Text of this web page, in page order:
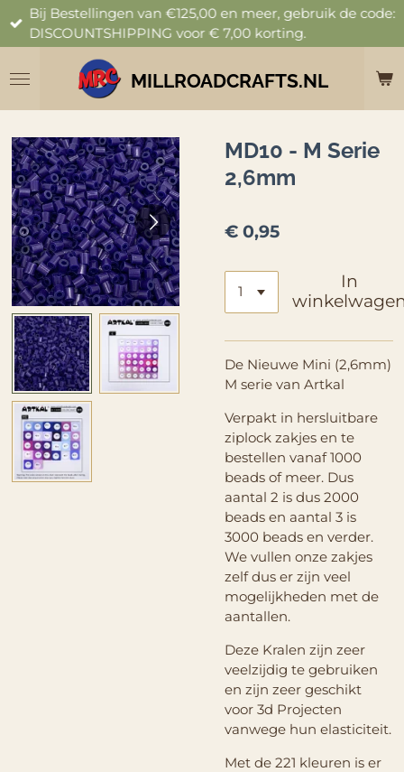
Ga
direct
de
hoofdinhoud
MILLROADCRAFTS.NL
Bij Bestellingen van €125,00 en meer, gebruik de code:
DISCOUNTSHIPPING voor € 7,00 korting.
MD10 - M Serie
2,6mm
€ 0,95
In
De Nieuwe Mini (2,6mm)
M serie van Artkal
Verpakt in hersluitbare
ziplock zakjes en te
bestellen vanaf 1000
beads of meer. Dus
aantal 2 is dus 2000
beads en aantal 3 is
3000 beads en verder.
We vullen onze zakjes
zelf dus er zijn veel
mogelijkheden met de
aantallen.
Deze Kralen zijn zeer
veelzijdig te gebruiken
en zijn zeer geschikt
voor 3d Projecten
vanwege hun elasticiteit.
Met de 221 kleuren is er